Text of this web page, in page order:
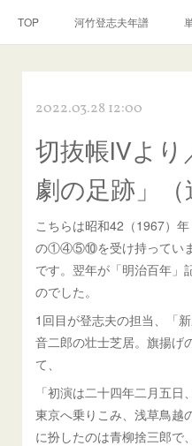
TOP 河竹登志夫年譜
河竹繁俊 年譜 河竹黙阿弥
2022.03.28 12:00
切抜帳Ⅳより
劇の足跡」（
こちらは昭和42（1967）
の①④⑤⑩を受け持っていま
です。翌年が「明治百年」
のでした。
1回目が登志夫の担当、「
音二郎の壮士芝居。旗揚げ
て、
「初演は二十四年二月五
東京へ乗りこみ、浅草鳥越
に扮したのは青柳捨三郎で